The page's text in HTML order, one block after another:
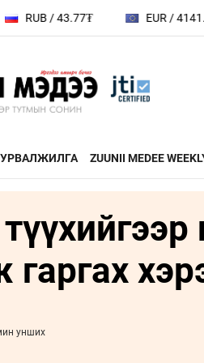
EUR / 4141.04₮
ZUUNII MEDEE
АНД ЭДИЙН
унших